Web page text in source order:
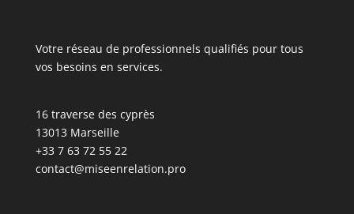
Votre réseau de professionnels qualifiés pour tous
vos besoins en services.
16 traverse des cyprès
13013 Marseille
+33 7 63 72 55 22
contact@miseenrelation.pro